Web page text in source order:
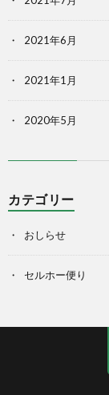
2021年6月
2021年1月
2020年5月
カテゴリー
おしらせ
セルホー便り